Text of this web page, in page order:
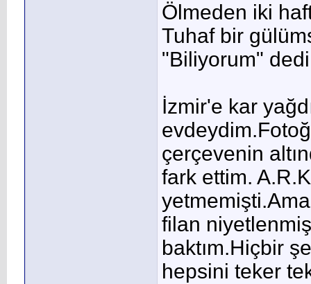
Ölmeden iki
Tuhaf bir
"Biliyorum"
İzmir'e kar
çerçevenin
fark ettim.
filan
baktım.Hiçbir
hepsini teker